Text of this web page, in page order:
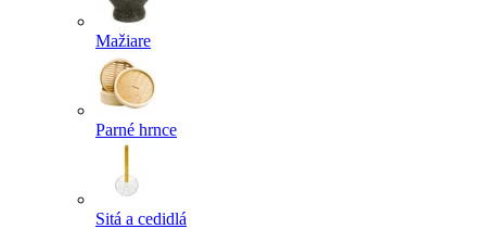
Mažiare
Parné hrnce
Sitá a cedidlá